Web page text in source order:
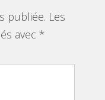
publiée. Les
avec*